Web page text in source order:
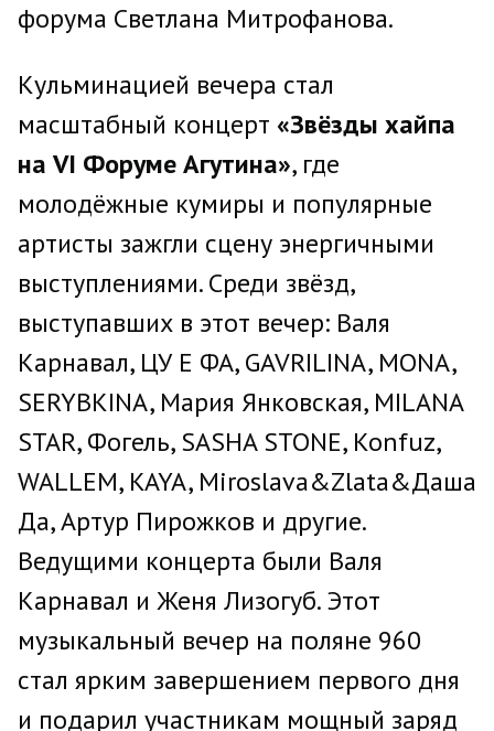
форума Светлана Митрофанова.
Кульминацией вечера стал
масштабный концерт «Звёзды хайпа
на VI Форуме Агутина», где
молодёжные кумиры и популярные
артисты зажгли сцену энергичными
выступлениями. Среди звёзд,
выступавших в этот вечер: Валя
Карнавал, ЦУ Е ФА, GAVRILINA, MONA,
SERYBKINA, Мария Янковская, МILANA
STAR, Фогель, SASHA STONE, Konfuz,
WALLEM, KAYA, Miroslava&Zlata&Даша
Да, Артур Пирожков и другие.
Ведущими концерта были Валя
Карнавал и Женя Лизогуб. Этот
музыкальный вечер на поляне 960
стал ярким завершением первого дня
и подарил участникам мощный заряд